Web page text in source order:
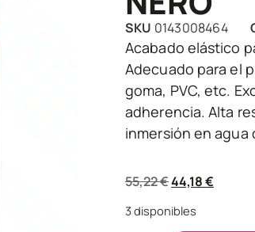
SKU 0143008464
Acabado elástico
Adecuado para el
goma, PVC, etc.
adherencia. Alta
inmersión en agua
55,22€44,18€
3 disponibles